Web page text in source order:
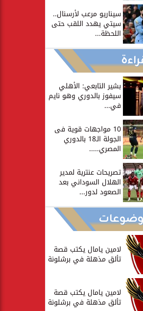
سيناريو مرعب لأرسنال..
سيتي يهدد اللقب حتى
اللحظة...
بشير التابعي: الأهلي
سيفوز بالدوري وهو نايم
في...
10 مواجهات قوية فى
الجولة الـ18 بالدوري
المصري.....
تصريحات عنترية لمدير
الهلال السوداني بعد
الصعود لدور...
لامين يامال يكتب قصة
تألق مذهلة في برشلونة
لامين يامال يكتب قصة
تألق مذهلة في برشلونة